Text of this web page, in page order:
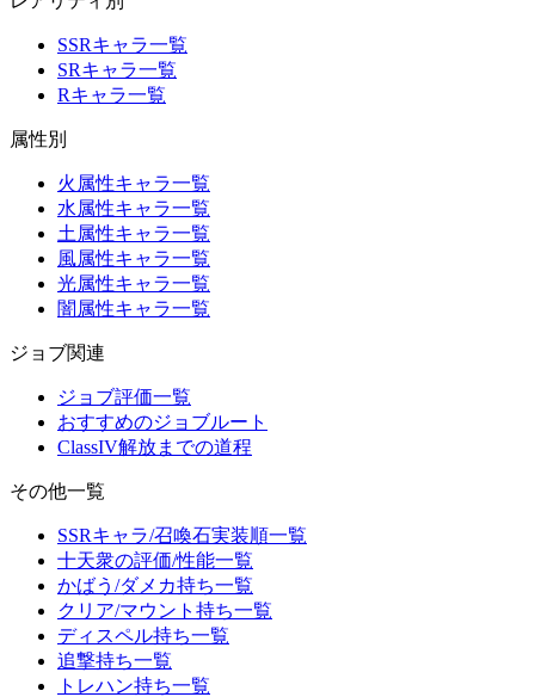
SSRキャラ一覧
SRキャラ一覧
Rキャラ一覧
属性別
火属性キャラ一覧
水属性キャラ一覧
土属性キャラ一覧
風属性キャラ一覧
光属性キャラ一覧
闇属性キャラ一覧
ジョブ関連
ジョブ評価一覧
おすすめのジョブルート
ClassIV解放までの道程
その他一覧
SSRキャラ/召喚石実装順一覧
十天衆の評価/性能一覧
かばう/ダメカ持ち一覧
クリア/マウント持ち一覧
ディスペル持ち一覧
追撃持ち一覧
トレハン持ち一覧